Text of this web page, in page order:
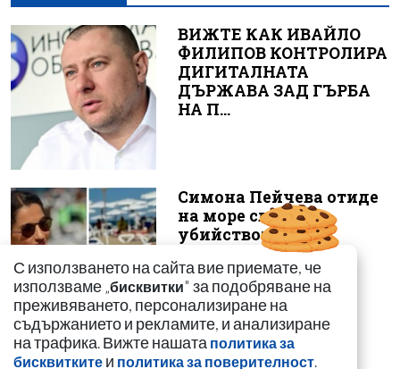
ВИЖТЕ КАК ИВАЙЛО
ФИЛИПОВ КОНТРОЛИРА
ДИГИТАЛНАТА
ДЪРЖАВА ЗАД ГЪРБА
НА П...
Симона Пейчева отиде
на море след
убийството на
любимия й Владо
Загато...
Николай Гълъбов за
С използването на сайта вие приемате, че
използваме „бисквитки" за подобряване на
преживяването, персонализиране на
съдържанието и рекламите, и анализиране
на трафика. Вижте нашата политика за
бисквитките и политика за поверителност.